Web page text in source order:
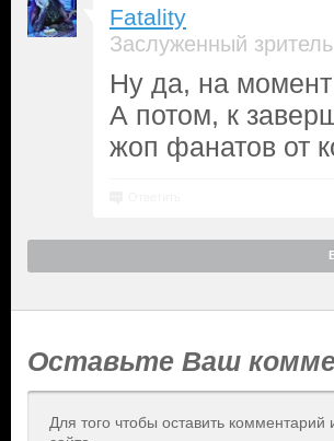
Fatality
Заслуженный зритель
Ну да, на
А потом, к
жоп фанатов от
Оставьте Ваш
Для того чтобы оставить